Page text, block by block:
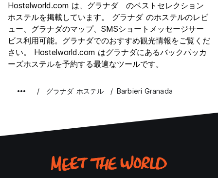
文化
9.6
ナイトライフ
8.3
コストパフォーマンス
9.0
Hostelworld.com は、グラナダ のベストセレクション
ホステルを掲載しています。 グラナダ のホステルのレビ
ュー、グラナダのマップ、SMSショートメッセージサー
ビス利用可能。グラナダでのおすすめ観光情報をご覧くだ
さい。 Hostelworld.com はグラナダにあるバックパッカ
ーズホステルを予約する最適なツールです。
グラナダ ホステル Barbieri Granada